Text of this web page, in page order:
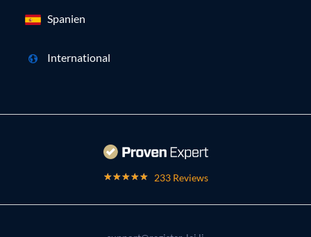
Spanien
International
233 Reviews